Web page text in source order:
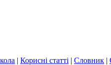
| Корисні статті | Словник |